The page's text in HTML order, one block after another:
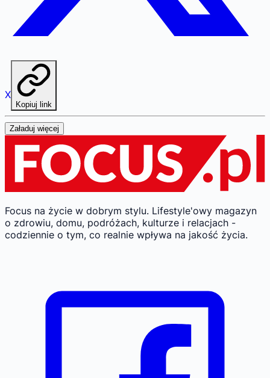
X
Kopiuj link
Załaduj więcej
Focus na życie w dobrym stylu. Lifestyle'owy magazyn
o zdrowiu, domu, podróżach, kulturze i relacjach -
codziennie o tym, co realnie wpływa na jakość życia.